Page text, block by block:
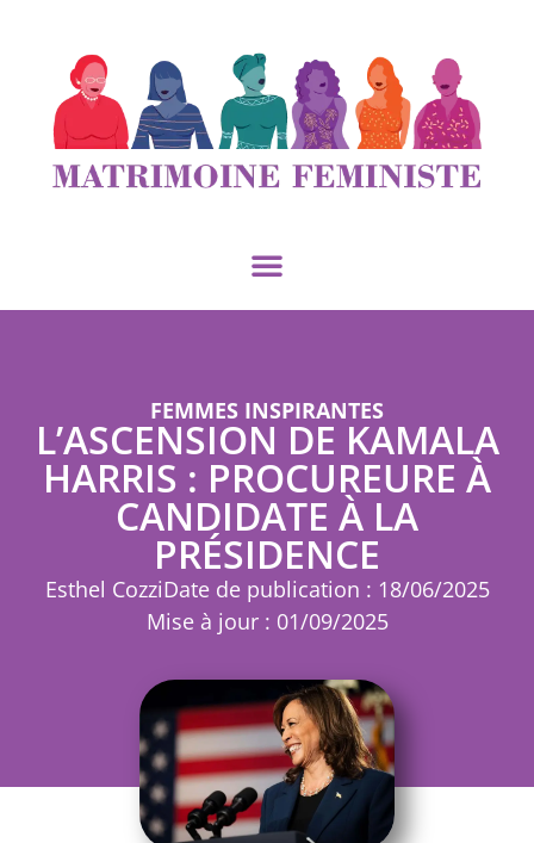
FEMMES INSPIRANTES
L’ASCENSION DE KAMALA
HARRIS : PROCUREURE À
CANDIDATE À LA
PRÉSIDENCE
Esthel CozziDate de publication : 18/06/2025
Mise à jour : 01/09/2025